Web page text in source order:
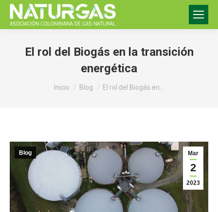
El rol del Biogás en la transición
energética
Estás aquí:
Inicio Blog El rol del Biogás en…
Mar
2
2023
Blog